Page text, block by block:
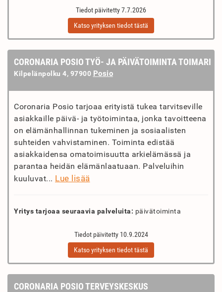
Tiedot päivitetty 7.7.2026
Katso yrityksen tiedot tästä
CORONARIA POSIO TYÖ- JA PÄIVÄTOIMINTA TOIMARI
Kilpelänpolku 4, 97900 Posio
Coronaria Posio tarjoaa erityistä tukea tarvitseville
asiakkaille päivä- ja työtoimintaa, jonka tavoitteena
on elämänhallinnan tukeminen ja sosiaalisten
suhteiden vahvistaminen. Toiminta edistää
asiakkaidensa omatoimisuutta arkielämässä ja
parantaa heidän elämänlaatuaan. Palveluihin
kuuluvat... Lue lisää
Yritys tarjoaa seuraavia palveluita: päivätoiminta
Tiedot päivitetty 10.9.2024
Katso yrityksen tiedot tästä
CORONARIA POSIO TERVEYSKESKUS